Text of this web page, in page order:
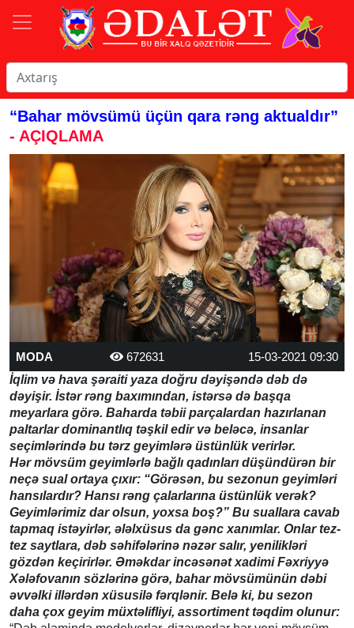
“Bahar mövsümü üçün qara rəng aktualdır”
- AÇIQLAMA
MODA 672631
15-03-2021 09:30
İqlim və hava şəraiti yaza doğru dəyişəndə dəb də
dəyişir. İstər rəng baxımından, istərsə də başqa
meyarlara görə. Baharda təbii parçalardan hazırlanan
paltarlar dominantlıq təşkil edir və beləcə, insanlar
seçimlərində bu tərz geyimlərə üstünlük verirlər.
Hər mövsüm geyimlərlə bağlı qadınları düşündürən bir
neçə sual ortaya çıxır: “Görəsən, bu sezonun geyimləri
hansılardır? Hansı rəng çalarlarına üstünlük verək?
Geyimlərimiz dar olsun, yoxsa boş?” Bu suallara cavab
tapmaq istəyirlər, ələlxüsus da gənc xanımlar. Onlar tez-
tez saytlara, dəb səhifələrinə nəzər salır, yenilikləri
gözdən keçirirlər. Əməkdar incəsənət xadimi Fəxriyyə
Xələfovanın sözlərinə görə, bahar mövsümünün dəbi
əvvəlki illərdən xüsusilə fərqlənir. Belə ki, bu sezon
daha çox geyim müxtəlifliyi, assortiment təqdim olunur: